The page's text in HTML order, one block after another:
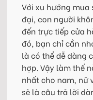
Với xu hướng
đại, con người
đến trực tiếp cửa
đó, bạn chỉ cần
là có thể dễ dàng
hợp. Vậy làm thế
nhất cho nam, nữ
sẽ là câu trả lời